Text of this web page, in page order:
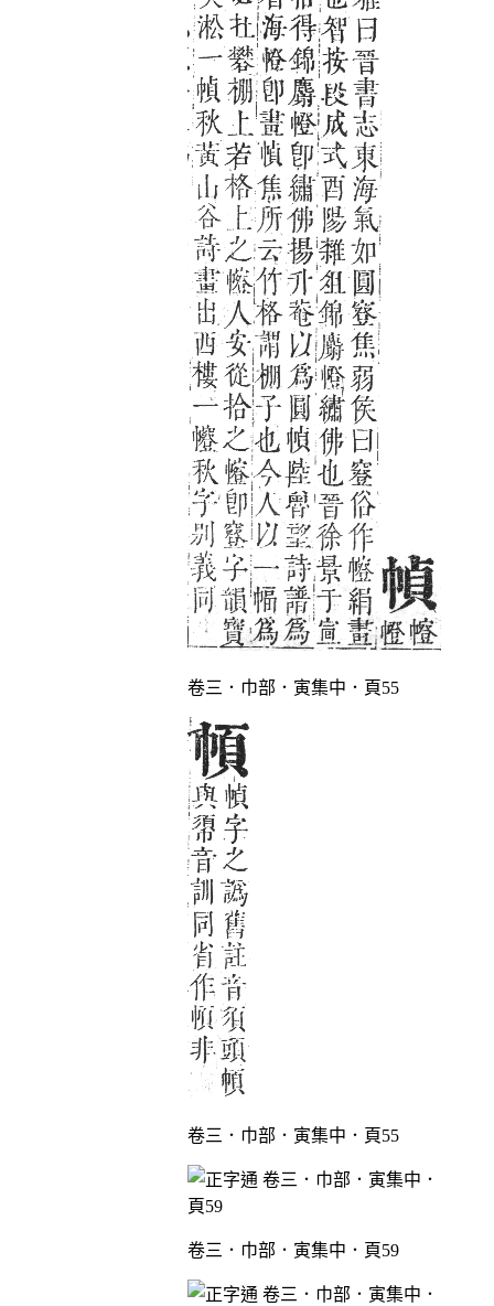
卷三．巾部．寅集中．頁55
卷三．巾部．寅集中．頁55
卷三．巾部．寅集中．頁59